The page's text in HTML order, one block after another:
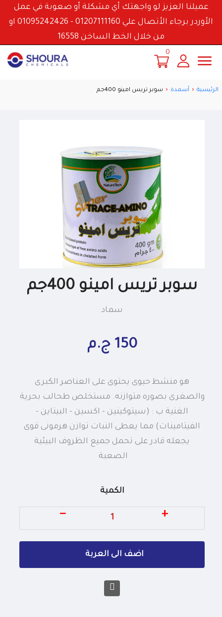
عميلنا العزيز لو واجهتك أي مشكلة أو صعوبة في عمل
الأوردر برجاء الأتصال علي 01207111160 - 01095242426 او
من خلال الخط الساخن 16558
0
الرئيسية أسمدة سوبر تريس امينو 400جم
سوبر تريس امينو 400جم
سماد
150 ج.م
هو منشط حيوى يحتوى على العناصر الكبرى
والصغرى بصوره متوازنه. مستخلص طحالب بحرية
الغنية ب : (سيتوكينين - اكسين - البيتاين -
الفيتامينات) مما يعطى النبات توازن هرمونى قوى
يجعله قادر على تحمل جميع الظروف البيئية
الصعبة
الكمية
+
−